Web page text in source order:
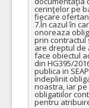
cerinţelor pe
fiecare
7.În cazul în
onoreaza
prin contractul
are dreptul de
face obiectul
din HG395/
publica in
indeplinit
noastra, iar
obligatiilor
pentru